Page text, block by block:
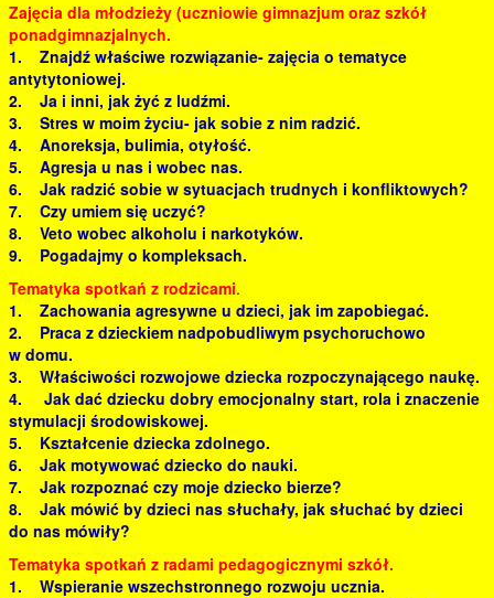
Zajęcia dla młodzieży (uczniowie gimnazjum oraz szkół
ponadgimnazjalnych.
1. Znajdź właściwe rozwiązanie- zajęcia o tematyce
antytytoniowej.
2. Ja i inni, jak żyć z ludźmi.
3. Stres w moim życiu- jak sobie z nim radzić.
4. Anoreksja, bulimia, otyłość.
5. Agresja u nas i wobec nas.
6. Jak radzić sobie w sytuacjach trudnych i konfliktowych?
7. Czy umiem się uczyć?
8. Veto wobec alkoholu i narkotyków.
9. Pogadajmy o kompleksach.
Tematyka spotkań z rodzicami.
1. Zachowania agresywne u dzieci, jak im zapobiegać.
2. Praca z dzieckiem nadpobudliwym psychoruchowo
w domu.
3. Właściwości rozwojowe dziecka rozpoczynającego naukę.
4. Jak dać dziecku dobry emocjonalny start, rola i znaczenie
stymulacji środowiskowej.
5. Kształcenie dziecka zdolnego.
6. Jak motywować dziecko do nauki.
7. Jak rozpoznać czy moje dziecko bierze?
8. Jak mówić by dzieci nas słuchały, jak słuchać by dzieci
do nas mówiły?
Tematyka spotkań z radami pedagogicznymi szkół.
1. Wspieranie wszechstronnego rozwoju ucznia.